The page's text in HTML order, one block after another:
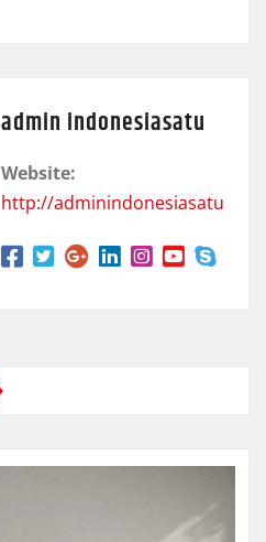
admin indonesiasatu
Website:
http://adminindonesiasatu